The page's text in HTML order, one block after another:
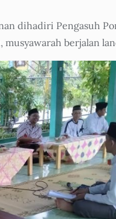
dihadiri Pengasuh
berjalan